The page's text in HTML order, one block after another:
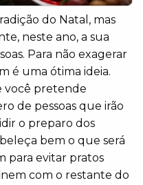
do Natal, mas
neste ano, a sua
Para não exagerar
é uma ótima ideia.
você pretende
de pessoas que irão
o preparo dos
bem o que será
para evitar pratos
com o restante do